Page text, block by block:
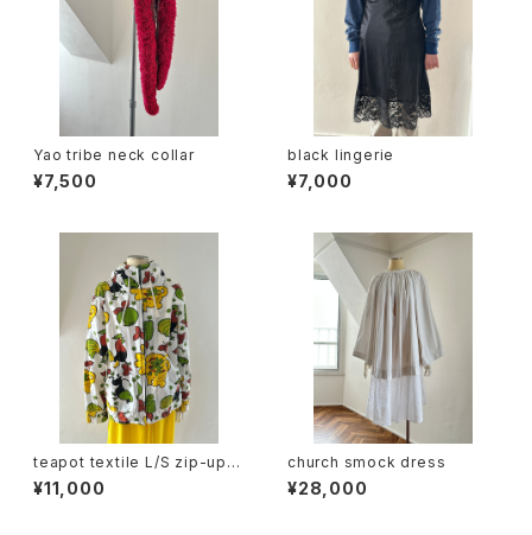
Yao tribe neck collar
¥7,500
black lingerie
¥7,000
teapot textile L/S zip-up h
oodie
¥11,000
church smock dress
¥28,000